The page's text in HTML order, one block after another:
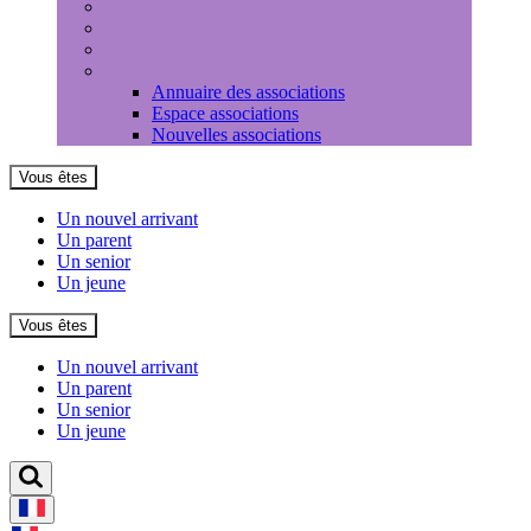
Annuaire des associations
Espace associations
Nouvelles associations
Vous êtes
Un nouvel arrivant
Un parent
Un senior
Un jeune
Vous êtes
Un nouvel arrivant
Un parent
Un senior
Un jeune